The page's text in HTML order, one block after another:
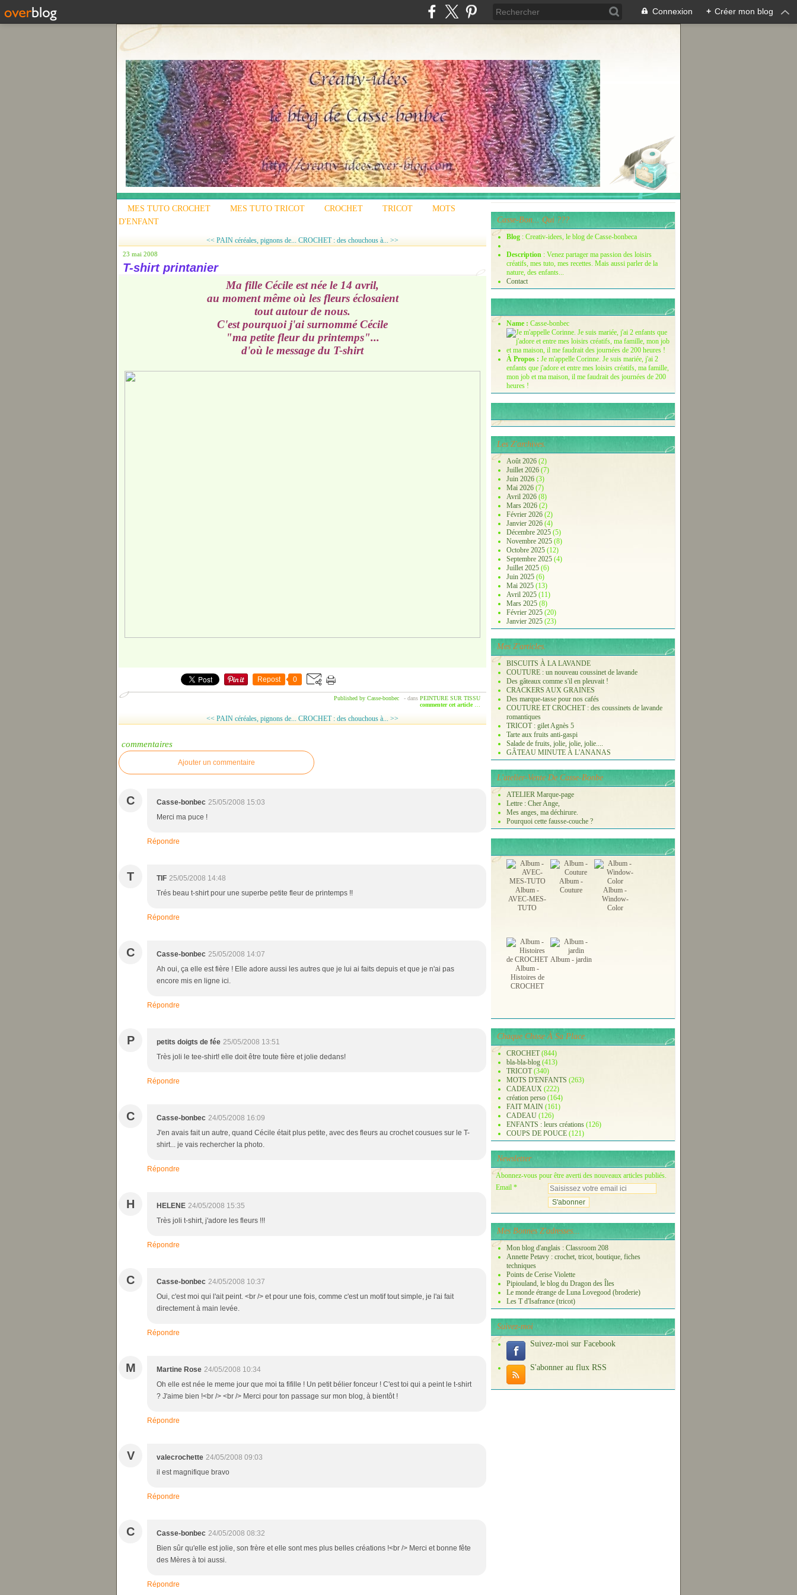
Connexion + Créer mon blog
MES TUTO CROCHET MES TUTO TRICOT CROCHET TRICOT
MOTS
D'ENFANT
<< PAIN céréales, pignons de... CROCHET : des chouchous à... >>
23 mai 2008
T-shirt printanier
Ma fille Cécile est née le 14 avril,
au moment même où les fleurs éclosaient
tout autour de nous.
C'est pourquoi j'ai surnommé Cécile
"ma petite fleur du printemps"...
d'où le message du T-shirt
Repost 0
Published by Casse-bonbec - dans PEINTURE SUR TISSU
commenter cet article
<< PAIN céréales, pignons de... CROCHET : des chouchous à... >>
commentaires
Ajouter un commentaire
C Casse-bonbec 25/05/2008 15:03
Merci ma puce !
Répondre
T TIF 25/05/2008 14:48
Trés beau t-shirt pour une superbe petite fleur de printemps !!
Répondre
C Casse-bonbec 25/05/2008 14:07
Ah oui, ça elle est fière ! Elle adore aussi les autres que je lui ai faits depuis et que je n'ai pas
encore mis en ligne ici.
Répondre
P petits doigts de fée 25/05/2008 13:51
Très joli le tee-shirt! elle doit être toute fière et jolie dedans!
Répondre
C Casse-bonbec 24/05/2008 16:09
J'en avais fait un autre, quand Cécile était plus petite, avec des fleurs au crochet cousues sur le T-
shirt... je vais rechercher la photo.
Répondre
H HELENE 24/05/2008 15:35
Très joli t-shirt, j'adore les fleurs !!!
Répondre
C Casse-bonbec 24/05/2008 10:37
Oui, c'est moi qui l'ait peint. <br /> et pour une fois, comme c'est un motif tout simple, je l'ai fait
directement à main levée.
Répondre
M Martine Rose 24/05/2008 10:34
Oh elle est née le meme jour que moi ta fifille ! Un petit bélier fonceur ! C'est toi qui a peint le t-shirt
? J'aime bien !<br /> <br /> Merci pour ton passage sur mon blog, à bientôt !
Répondre
V valecrochette 24/05/2008 09:03
il est magnifique bravo
Répondre
C Casse-bonbec 24/05/2008 08:32
Bien sûr qu'elle est jolie, son frère et elle sont mes plus belles créations !<br /> Merci et bonne fête
des Mères à toi aussi.
Répondre
Casse-Bon... Qui ???
Blog : Creativ-idees, le blog de Casse-bonbeca
Description : Venez partager ma passion des loisirs
créatifs, mes tuto, mes recettes. Mais aussi parler de la
nature, des enfants...
Contact
Name : Casse-bonbec
À Propos : Je m'appelle Corinne. Je suis mariée, j'ai 2
enfants que j'adore et entre mes loisirs créatifs, ma famille,
mon job et ma maison, il me faudrait des journées de 200
heures !
Les Z'archives.
Août 2026 (2)
Juillet 2026 (7)
Juin 2026 (3)
Mai 2026 (7)
Avril 2026 (8)
Mars 2026 (2)
Février 2026 (2)
Janvier 2026 (4)
Décembre 2025 (5)
Novembre 2025 (8)
Octobre 2025 (12)
Septembre 2025 (4)
Juillet 2025 (6)
Juin 2025 (6)
Mai 2025 (13)
Avril 2025 (11)
Mars 2025 (8)
Février 2025 (20)
Janvier 2025 (23)
Mes Z'articles.
BISCUITS À LA LAVANDE
COUTURE : un nouveau coussinet de lavande
Des gâteaux comme s'il en pleuvait !
CRACKERS AUX GRAINES
Des marque-tasse pour nos cafés
COUTURE ET CROCHET : des coussinets de lavande
romantiques
TRICOT : gilet Agnès 5
Tarte aux fruits anti-gaspi
Salade de fruits, jolie, jolie, jolie....
GÂTEAU MINUTE À L'ANANAS
L'atelier-Vente De Casse-Bonbe
ATELIER Marque-page
Lettre : Cher Ange,
Mes anges, ma déchirure.
Pourquoi cette fausse-couche ?
Album -
AVEC-MES-
TUTO
Album -
Couture
Album -
Window-
Color
Album -
Histoires de
CROCHET
Album - jardin
Chaque Chose À Sa Place.
CROCHET(844)
bla-bla-blog (413)
TRICOT(340)
MOTS D'ENFANTS (263)
CADEAUX (222)
création perso (164)
FAIT MAIN (161)
CADEAU (126)
ENFANTS : leurs créations (126)
COUPS DE POUCE (121)
Newsletter
Abonnez-vous pour être averti des nouveaux articles publiés.
Email
Mes Bonnes Z'adresses...
Mon blog d'anglais : Classroom 208
Annette Petavy : crochet, tricot, boutique, fiches
techniques
Points de Cerise Violette
Pipiouland, le blog du Dragon des Îles
Le monde étrange de Luna Lovegood (broderie)
Les T d'Isafrance (tricot)
Suivez-moi
Suivez-moi sur Facebook
S'abonner au flux RSS